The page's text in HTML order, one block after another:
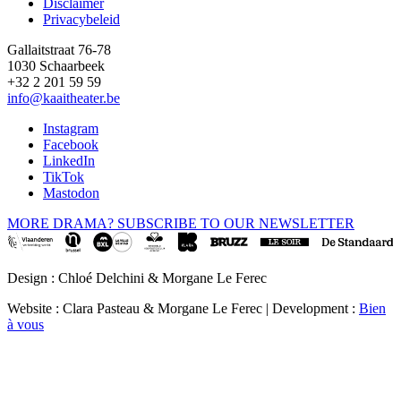
Privacybeleid
Gallaitstraat 76-78
1030 Schaarbeek
+32 2 201 59 59
info@kaaitheater.be
Instagram
Facebook
LinkedIn
TikTok
Mastodon
MORE DRAMA? SUBSCRIBE TO OUR NEWSLETTER
Design : Chloé Delchini & Morgane Le Ferec
Website : Clara Pasteau & Morgane Le Ferec | Development : Bien
à vous